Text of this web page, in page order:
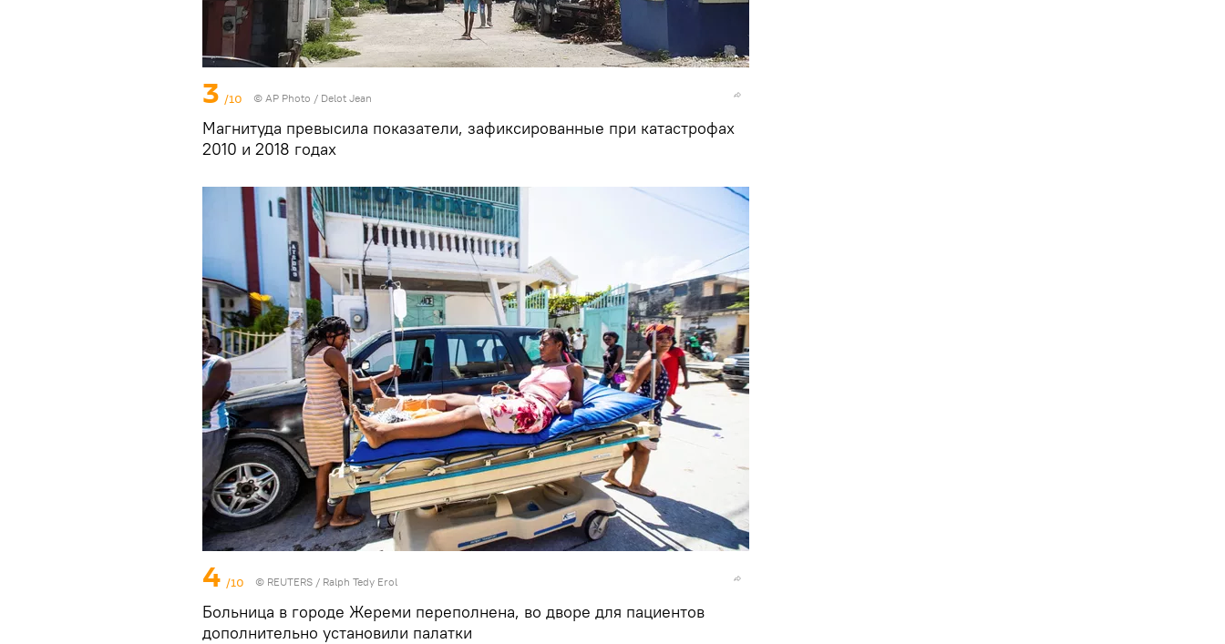
3 /10 © AP Photo / Delot Jean
Магнитуда превысила показатели, зафиксированные при катастрофах
2010 и 2018 годах
4 /10 © REUTERS / Ralph Tedy Erol
Больница в городе Жереми переполнена, во дворе для пациентов
дополнительно установили палатки